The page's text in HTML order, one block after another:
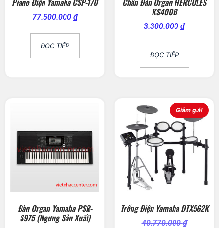
77.500.000 ₫
ĐỌC TIẾP
KS400B
3.300.000 ₫
ĐỌC TIẾP
Đàn Organ Yamaha PSR-
S975 (Ngưng Sản Xuất)
Giảm giá!
Trống Điện Yamaha DTX562K
40.770.000₫